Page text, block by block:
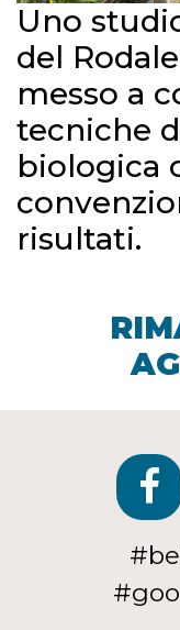
Uno
del
messo a
tecniche
biologica
risultati.